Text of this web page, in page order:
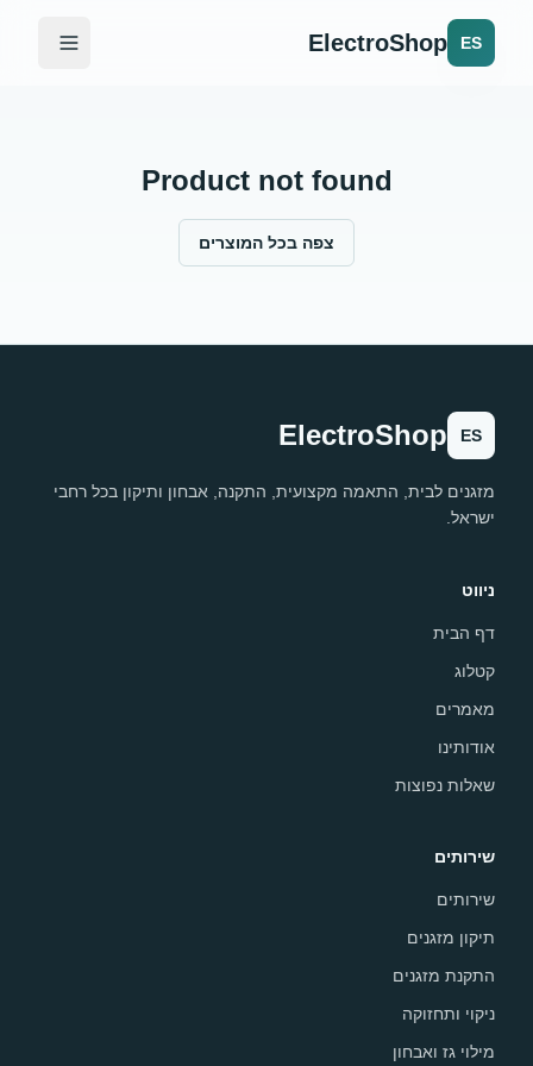
ES
ElectroShop
Product not found
צפה בכל המוצרים
ES
ElectroShop
מזגנים לבית, התאמה מקצועית, התקנה, אבחון ותיקון בכל רחבי
ישראל.
ניווט
דף הבית
קטלוג
מאמרים
אודותינו
שאלות נפוצות
שירותים
שירותים
תיקון מזגנים
התקנת מזגנים
ניקוי ותחזוקה
מילוי גז ואבחון